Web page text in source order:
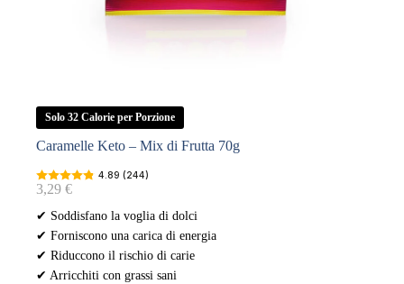
Solo 32 Calorie per Porzione
Caramelle Keto – Mix di Frutta 70g
4.89 (244)
3,29 €
✔ Soddisfano la voglia di dolci
✔ Forniscono una carica di energia
✔ Riduccono il rischio di carie
✔ Arricchiti con grassi sani